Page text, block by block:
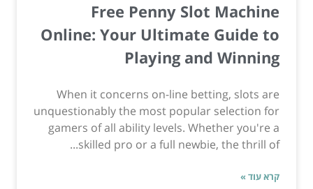
Free Penny Slot Machine
Online: Your Ultimate Guide to
Playing and Winning
When it concerns on-line betting, slots are
unquestionably the most popular selection for
gamers of all ability levels. Whether you're a
skilled pro or a full newbie, the thrill of...
קרא עוד »